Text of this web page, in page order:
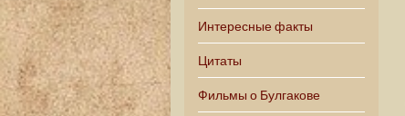
Интересные факты
Цитаты
Фильмы о Булгакове